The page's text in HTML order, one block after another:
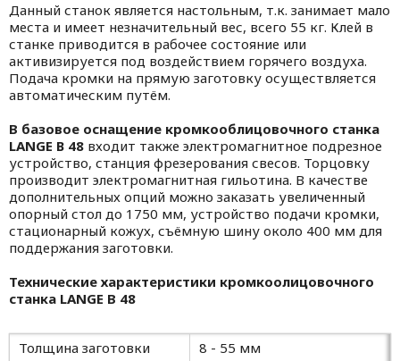
Данный станок является настольным, т.к. занимает мало
места и имеет незначительный вес, всего 55 кг. Клей в
станке приводится в рабочее состояние или
активизируется под воздействием горячего воздуха.
Подача кромки на прямую заготовку осуществляется
автоматическим путём.
В базовое оснащение кромкооблицовочного станка
LANGE B 48 входит также электромагнитное подрезное
устройство, станция фрезерования свесов. Торцовку
производит электромагнитная гильотина. В качестве
дополнительных опций можно заказать увеличенный
опорный стол до 1750 мм, устройство подачи кромки,
стационарный кожух, съёмную шину около 400 мм для
поддержания заготовки.
Технические характеристики кромкоолицовочного
станка LANGE В 48
Толщина заготовки
8 - 55 мм